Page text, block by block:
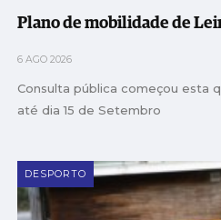
Plano de mobilidade de
6 AGO 2026
Consulta pública começou esta
até dia 15 de Setembro
DESPORTO